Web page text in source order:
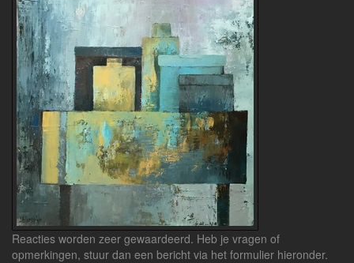
Reacties worden zeer gewaardeerd. Heb je vragen of
opmerkingen, stuur dan een bericht via het formulier hieronder.